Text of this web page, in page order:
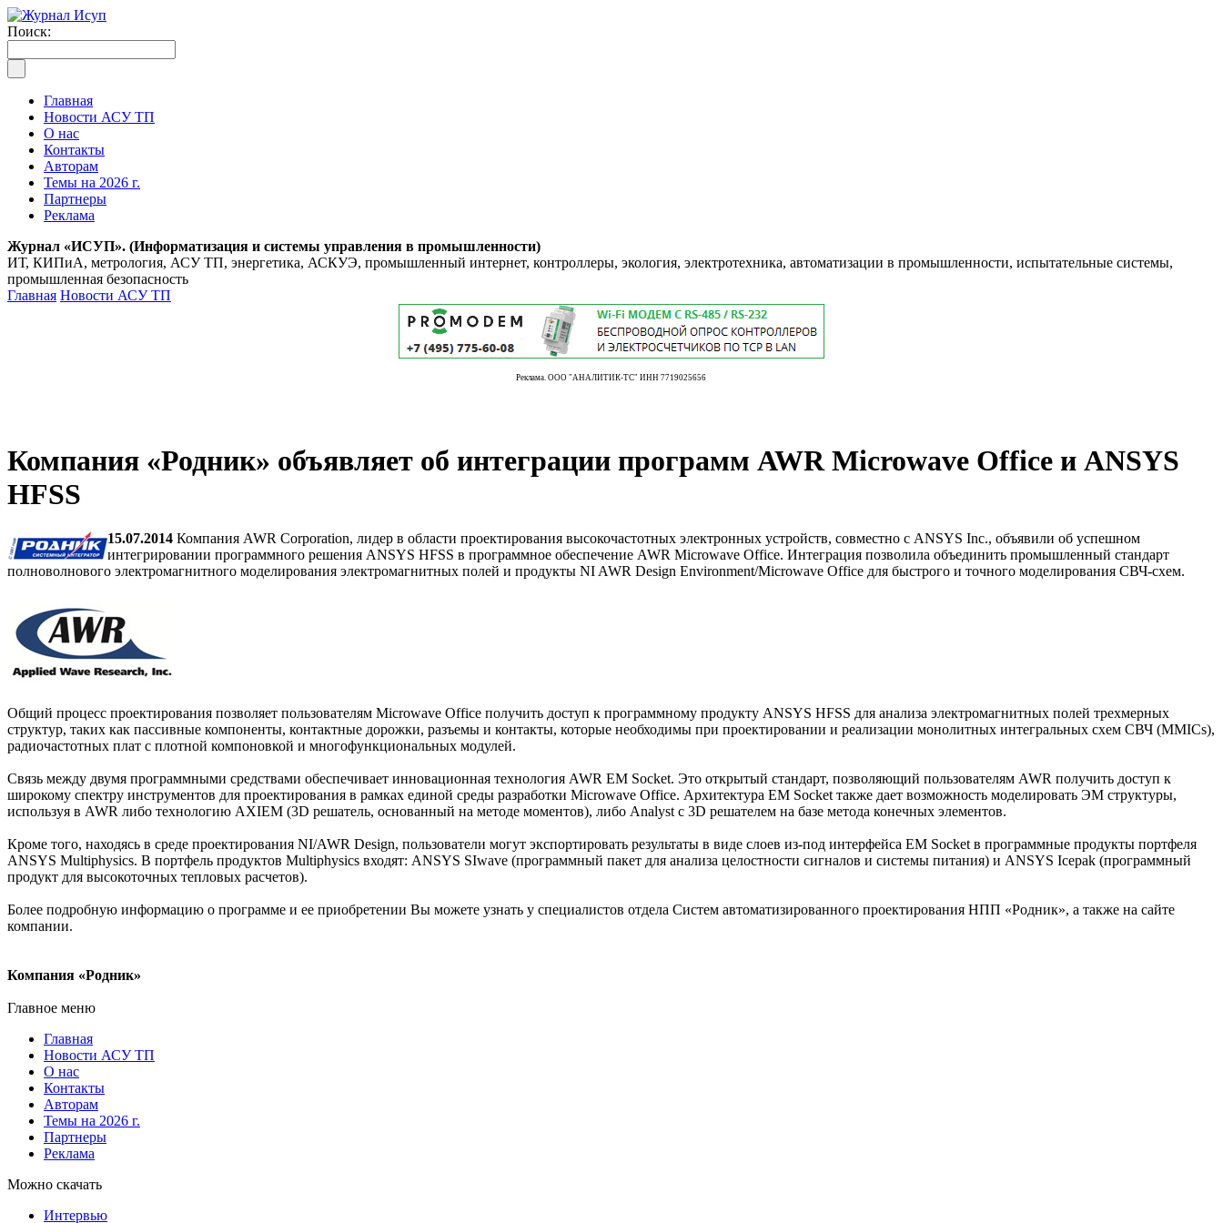
Поиск:
Главная
Новости АСУ ТП
О нас
Контакты
Авторам
Темы на 2026 г.
Партнеры
Реклама
Журнал «ИСУП». (Информатизация и системы управления в промышленности)
ИТ, КИПиА, метрология, АСУ ТП, энергетика, АСКУЭ, промышленный интернет, контроллеры, экология, электротехника, автоматизации в промышленности, испытательные системы,
промышленная безопасность
Главная Новости АСУ ТП
Реклама. ООО "АНАЛИТИК-ТС" ИНН 7719025656
Компания «Родник» объявляет об интеграции программ AWR Microwave Office и ANSYS
HFSS
15.07.2014 Компания AWR Corporation, лидер в области проектирования высокочастотных электронных устройств, совместно с ANSYS Inc., объявили об успешном
интегрировании программного решения ANSYS HFSS в программное обеспечение AWR Microwave Office. Интеграция позволила объединить промышленный стандарт
полноволнового электромагнитного моделирования электромагнитных полей и продукты NI AWR Design Environment/Microwave Office для быстрого и точного моделирования СВЧ-схем.
Общий процесс проектирования позволяет пользователям Microwave Office получить доступ к программному продукту ANSYS HFSS для анализа электромагнитных полей трехмерных
структур, таких как пассивные компоненты, контактные дорожки, разъемы и контакты, которые необходимы при проектировании и реализации монолитных интегральных схем СВЧ (MMICs),
радиочастотных плат с плотной компоновкой и многофункциональных модулей.
Связь между двумя программными средствами обеспечивает инновационная технология AWR EM Socket. Это открытый стандарт, позволяющий пользователям AWR получить доступ к
широкому спектру инструментов для проектирования в рамках единой среды разработки Microwave Office. Архитектура EM Socket также дает возможность моделировать ЭМ структуры,
используя в AWR либо технологию AXIEM (3D решатель, основанный на методе моментов), либо Analyst с 3D решателем на базе метода конечных элементов.
Кроме того, находясь в среде проектирования NI/AWR Design, пользователи могут экспортировать результаты в виде слоев из-под интерфейса EM Socket в программные продукты портфеля
ANSYS Multiphysics. В портфель продуктов Multiphysics входят: ANSYS SIwave (программный пакет для анализа целостности сигналов и системы питания) и ANSYS Icepak (программный
продукт для высокоточных тепловых расчетов).
Более подробную информацию о программе и ее приобретении Вы можете узнать у специалистов отдела Систем автоматизированного проектирования НПП «Родник», а также на сайте
компании.
Компания «Родник»
Главное меню
Главная
Новости АСУ ТП
О нас
Контакты
Авторам
Темы на 2026 г.
Партнеры
Реклама
Можно скачать
Интервью